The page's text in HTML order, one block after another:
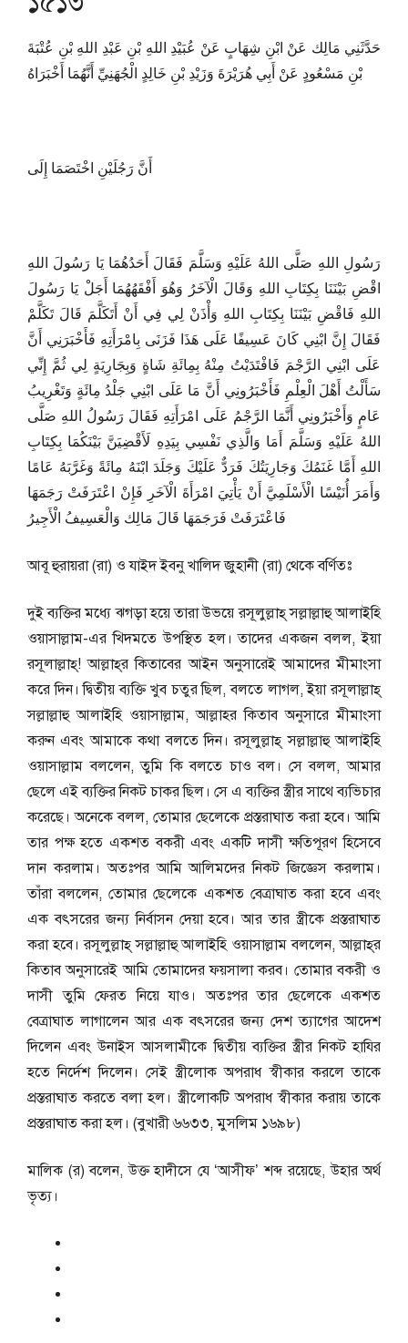
حَدَّثَنِي مَالِك عَنْ ابْنِ شِهَابٍ عَنْ عُبَيْدِ اللهِ بْنِ عَبْدِ اللهِ بْنِ عُتْبَةَ
بْنِ مَسْعُودٍ عَنْ أَبِي هُرَيْرَةَ وَزَيْدِ بْنِ خَالِدٍ الْجُهَنِيِّ أَنَّهُمَا أَخْبَرَاهُ
أَنَّ رَجُلَيْنِ اخْتَصَمَا إِلَى
رَسُولِ اللهِ صَلَّى اللهُ عَلَيْهِ وَسَلَّمَ فَقَالَ أَحَدُهُمَا يَا رَسُولَ اللهِ
اقْضِ بَيْنَنَا بِكِتَابِ اللهِ وَقَالَ الْآخَرُ وَهُوَ أَفْقَهُهُمَا أَجَلْ يَا رَسُولَ
اللهِ فَاقْضِ بَيْنَنَا بِكِتَابِ اللهِ وَأْذَنْ لِي فِي أَنْ أَتَكَلَّمَ قَالَ تَكَلَّمْ
فَقَالَ إِنَّ ابْنِي كَانَ عَسِيفًا عَلَى هَذَا فَزَنَى بِامْرَأَتِهِ فَأَخْبَرَنِي أَنَّ
عَلَى ابْنِي الرَّجْمَ فَافْتَدَيْتُ مِنْهُ بِمِائَةِ شَاةٍ وَبِجَارِيَةٍ لِي ثُمَّ إِنِّي
سَأَلْتُ أَهْلَ الْعِلْمِ فَأَخْبَرُونِي أَنَّ مَا عَلَى ابْنِي جَلْدُ مِائَةٍ وَتَغْرِيبُ
عَامٍ وَأَخْبَرُونِي أَنَّمَا الرَّجْمُ عَلَى امْرَأَتِهِ فَقَالَ رَسُولُ اللهِ صَلَّى
اللهُ عَلَيْهِ وَسَلَّمَ أَمَا وَالَّذِي نَفْسِي بِيَدِهِ لَأَقْضِيَنَّ بَيْنَكُمَا بِكِتَابِ
اللهِ أَمَّا غَنَمُكَ وَجَارِيَتُكَ فَرَدٌّ عَلَيْكَ وَجَلَدَ ابْنَهُ مِائَةً وَغَرَّبَهُ عَامًا
وَأَمَرَ أُنَيْسًا الْأَسْلَمِيَّ أَنْ يَأْتِيَ امْرَأَةَ الْآخَرِ فَإِنْ اعْتَرَفَتْ رَجَمَهَا
فَاعْتَرَفَتْ فَرَجَمَهَا قَالَ مَالِك وَالْعَسِيفُ الْأَجِيرُ
আবূ হুরায়রা (রা) ও যাইদ ইবনু খালিদ জুহানী (রা) থেকে বর্ণিতঃ
দুই ব্যক্তির মধ্যে ঝগড়া হয়ে তারা উভয়ে রসূলুল্লাহ্ সল্লাল্লাহু আলাইহি
ওয়াসাল্লাম-এর খিদমতে উপস্থিত হল। তাদের একজন বলল, ইয়া
রসূলাল্লাহ্! আল্লাহ্‌র কিতাবের আইন অনুসারেই আমাদের মীমাংসা
করে দিন। দ্বিতীয় ব্যক্তি খুব চতুর ছিল, বলতে লাগল, ইয়া রসূলাল্লাহ্
সল্লাল্লাহু আলাইহি ওয়াসাল্লাম, আল্লাহর কিতাব অনুসারে মীমাংসা
করুন এবং আমাকে কথা বলতে দিন। রসূলুল্লাহ্ সল্লাল্লাহু আলাইহি
ওয়াসাল্লাম বললেন, তুমি কি বলতে চাও বল। সে বলল, আমার
ছেলে এই ব্যক্তির নিকট চাকর ছিল। সে এ ব্যক্তির স্ত্রীর সাথে ব্যভিচার
করেছে। অনেকে বলল, তোমার ছেলেকে প্রস্তরাঘাত করা হবে। আমি
তার পক্ষ হতে একশত বকরী এবং একটি দাসী ক্ষতিপূরণ হিসেবে
দান করলাম। অতঃপর আমি আলিমদের নিকট জিজ্ঞেস করলাম।
তাঁরা বললেন, তোমার ছেলেকে একশত বেত্রাঘাত করা হবে এবং
এক বৎসরের জন্য নির্বাসন দেয়া হবে। আর তার স্ত্রীকে প্রস্তরাঘাত
করা হবে। রসূলুল্লাহ্ সল্লাল্লাহু আলাইহি ওয়াসাল্লাম বললেন, আল্লাহ্‌র
কিতাব অনুসারেই আমি তোমাদের ফয়সালা করব। তোমার বকরী ও
দাসী তুমি ফেরত নিয়ে যাও। অতঃপর তার ছেলেকে একশত
বেত্রাঘাত লাগালেন আর এক বৎসরের জন্য দেশ ত্যাগের আদেশ
দিলেন এবং উনাইস আসলামীকে দ্বিতীয় ব্যক্তির স্ত্রীর নিকট হাযির
হতে নির্দেশ দিলেন। সেই স্ত্রীলোক অপরাধ স্বীকার করলে তাকে
প্রস্তরাঘাত করতে বলা হল। স্ত্রীলোকটি অপরাধ স্বীকার করায় তাকে
প্রস্তরাঘাত করা হল। (বুখারী ৬৬৩৩, মুসলিম ১৬৯৮)
মালিক (র) বলেন, উক্ত হাদীসে যে ‘আসীফ’ শব্দ রয়েছে, উহার অর্থ
ভৃত্য।